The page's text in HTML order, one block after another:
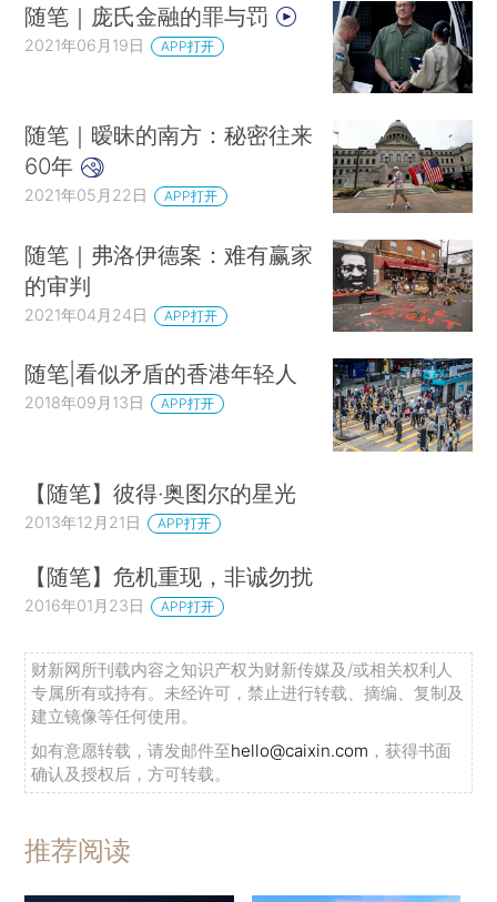
随笔｜庞氏金融的罪与罚
2021年06月19日 APP打开
随笔｜暧昧的南方：秘密往来
60年
2021年05月22日 APP打开
随笔｜弗洛伊德案：难有赢家
的审判
2021年04月24日 APP打开
随笔|看似矛盾的香港年轻人
2018年09月13日 APP打开
【随笔】彼得·奥图尔的星光
2013年12月21日 APP打开
【随笔】危机重现，非诚勿扰
2016年01月23日 APP打开
财新网所刊载内容之知识产权为财新传媒及/或相关权利人
专属所有或持有。未经许可，禁止进行转载、摘编、复制及
建立镜像等任何使用。
如有意愿转载，请发邮件至hello@caixin.com ，获得书面
确认及授权后，方可转载。
推荐阅读